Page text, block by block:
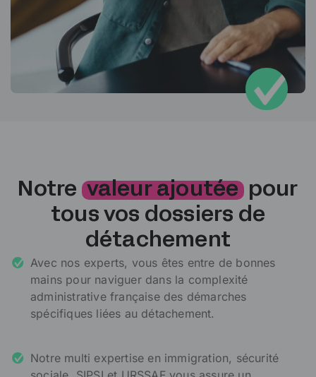
Notre valeur ajoutée pour
tous vos dossiers de
détachement
Avec nos experts, vous êtes entre de bonnes
mains pour naviguer dans la complexité
administrative française des démarches
spécifiques liées au détachement.
Notre multi expertise en immigration, sécurité